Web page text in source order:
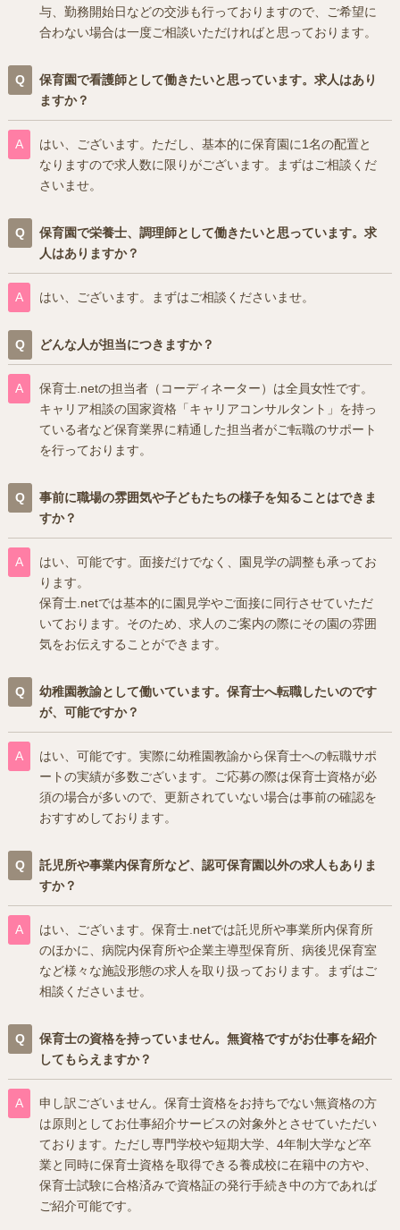
与、勤務開始日などの交渉も行っておりますので、ご希望に
合わない場合は一度ご相談いただければと思っております。
保育園で看護師として働きたいと思っています。求人はあり
ますか？
はい、ございます。ただし、基本的に保育園に1名の配置と
なりますので求人数に限りがございます。まずはご相談くだ
さいませ。
保育園で栄養士、調理師として働きたいと思っています。求
人はありますか？
はい、ございます。まずはご相談くださいませ。
どんな人が担当につきますか？
保育士.netの担当者（コーディネーター）は全員女性です。
キャリア相談の国家資格「キャリアコンサルタント」を持っ
ている者など保育業界に精通した担当者がご転職のサポート
を行っております。
事前に職場の雰囲気や子どもたちの様子を知ることはできま
すか？
はい、可能です。面接だけでなく、園見学の調整も承ってお
ります。
保育士.netでは基本的に園見学やご面接に同行させていただ
いております。そのため、求人のご案内の際にその園の雰囲
気をお伝えすることができます。
幼稚園教諭として働いています。保育士へ転職したいのです
が、可能ですか？
はい、可能です。実際に幼稚園教諭から保育士への転職サポ
ートの実績が多数ございます。ご応募の際は保育士資格が必
須の場合が多いので、更新されていない場合は事前の確認を
おすすめしております。
託児所や事業内保育所など、認可保育園以外の求人もありま
すか？
はい、ございます。保育士.netでは託児所や事業所内保育所
のほかに、病院内保育所や企業主導型保育所、病後児保育室
など様々な施設形態の求人を取り扱っております。まずはご
相談くださいませ。
保育士の資格を持っていません。無資格ですがお仕事を紹介
してもらえますか？
申し訳ございません。保育士資格をお持ちでない無資格の方
は原則としてお仕事紹介サービスの対象外とさせていただい
ております。ただし専門学校や短期大学、4年制大学など卒
業と同時に保育士資格を取得できる養成校に在籍中の方や、
保育士試験に合格済みで資格証の発行手続き中の方であれば
ご紹介可能です。